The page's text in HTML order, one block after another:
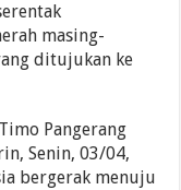
masing-
ditujukan ke
Pangerang
Senin, 03/04,
bergerak menuju